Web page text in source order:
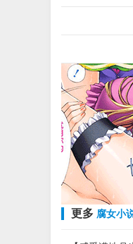
更多 腐女小